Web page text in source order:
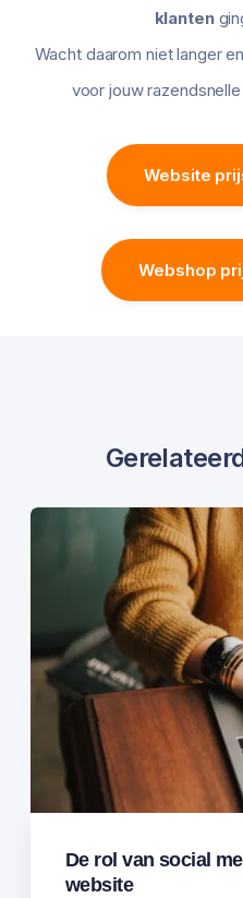
klanten
Wacht daarom niet langer
voor jouw razendsnelle
Website
Webshop
De rol van social
website